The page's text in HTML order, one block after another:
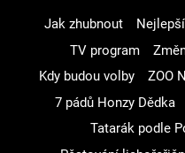
Jak zhubnout
TV program
Kdy budou volby
ZOO
7 pádů Honzy Dědka
Tatarák podle